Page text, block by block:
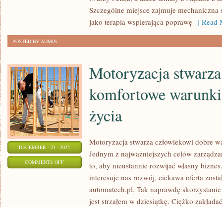
Szczególne miejsce zajmuje
jako terapia wspierająca poprawę [ Read
POSTED BY ADMIN
DECEMBER - 23 - 2025
COMMENTS OFFON
MOTORYZACJA
Motoryzacja
komfortowe
życia
Motoryzacja stwarza człowiekowi dobre
Jednym z najważniejszych celów
to, aby nieustannie rozwijać własny
interesuje nas rozwój, ciekawa oferta
automatech.pl. Tak naprawdę
jest strzałem w dziesiątkę. Ciężko